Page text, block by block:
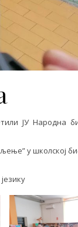
ЈУ Народна
у школској